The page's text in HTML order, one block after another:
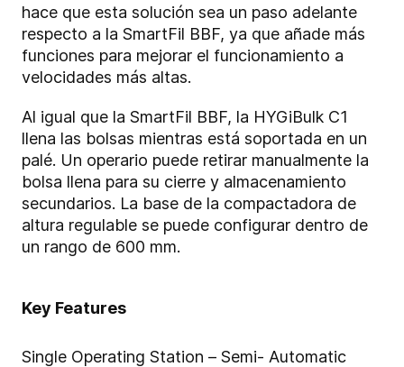
hace que esta solución sea un paso adelante
respecto a la SmartFil BBF, ya que añade más
funciones para mejorar el funcionamiento a
velocidades más altas.
Al igual que la SmartFil BBF, la HYGiBulk C1
llena las bolsas mientras está soportada en un
palé. Un operario puede retirar manualmente la
bolsa llena para su cierre y almacenamiento
secundarios. La base de la compactadora de
altura regulable se puede configurar dentro de
un rango de 600 mm.
Key Features
Single Operating Station – Semi- Automatic